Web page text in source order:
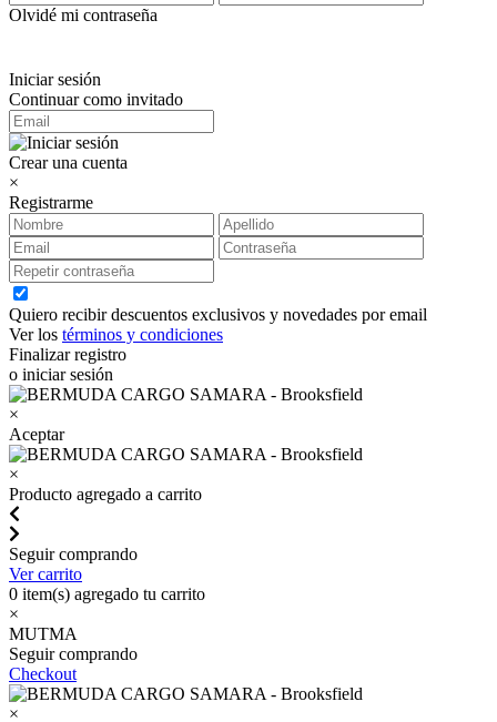
Olvidé mi contraseña
Iniciar sesión
Continuar como invitado
Crear una cuenta
×
Registrarme
Quiero recibir descuentos exclusivos y novedades por email
Ver los términos y condiciones
Finalizar registro
o iniciar sesión
×
Aceptar
×
Producto agregado a carrito
Seguir comprando
Ver carrito
0 item(s) agregado tu carrito
×
MUTMA
Seguir comprando
Checkout
×